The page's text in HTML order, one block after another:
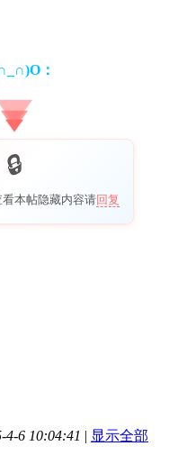
：
本帖隐藏内容请回复
4-6 10:04:41 | 显示全部